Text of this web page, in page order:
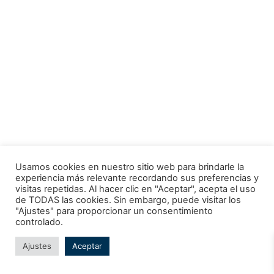
Todos los derechos © 2026 Escuela Náutica Ortega | Funciona
Usamos cookies en nuestro sitio web para brindarle la
experiencia más relevante recordando sus preferencias y
visitas repetidas. Al hacer clic en "Aceptar", acepta el uso
de TODAS las cookies. Sin embargo, puede visitar los
"Ajustes" para proporcionar un consentimiento
controlado.
Ajustes Aceptar